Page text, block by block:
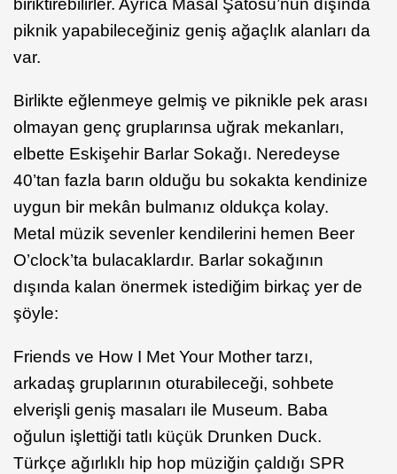
biriktirebilirler. Ayrıca Masal Şatosu’nun dışında
piknik yapabileceğiniz geniş ağaçlık alanları da
var.
Birlikte eğlenmeye gelmiş ve piknikle pek arası
olmayan genç gruplarınsa uğrak mekanları,
elbette Eskişehir Barlar Sokağı. Neredeyse
40’tan fazla barın olduğu bu sokakta kendinize
uygun bir mekân bulmanız oldukça kolay.
Metal müzik sevenler kendilerini hemen Beer
O’clock’ta bulacaklardır. Barlar sokağının
dışında kalan önermek istediğim birkaç yer de
şöyle:
Friends ve How I Met Your Mother tarzı,
arkadaş gruplarının oturabileceği, sohbete
elverişli geniş masaları ile Museum. Baba
oğulun işlettiği tatlı küçük Drunken Duck.
Türkçe ağırlıklı hip hop müziğin çaldığı SPR